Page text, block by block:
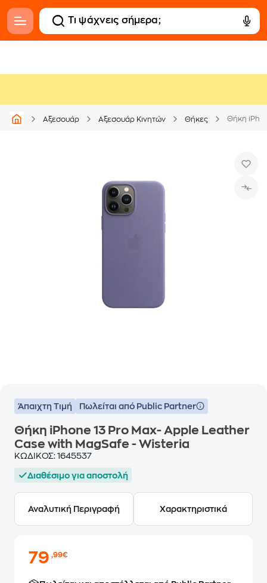
Αξεσουάρ Αξεσουάρ Κινητών Θήκες
Άπαιχτη Τιμή Πωλείται από Public Partner
Θήκη iPhone 13 Pro Max- Apple Leather
Case with MagSafe - Wisteria
ΚΩΔΙΚΟΣ: 1645537
Διαθέσιμο για αποστολή
Αναλυτική Περιγραφή Χαρακτηριστικά
79,99€